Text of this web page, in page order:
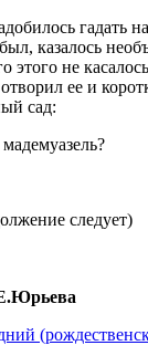
гадать
казалось
этого не
ее и
сад:
следует)